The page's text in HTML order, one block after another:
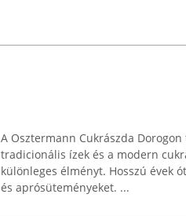
A Osztermann Cukrászda
tradicionális ízek és a modern
különleges élményt. Hosszú évek
és aprósüteményeket. ...